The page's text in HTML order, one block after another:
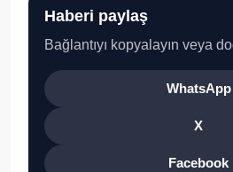
Haberi paylaş
Bağlantıyı kopyalayın veya
WhatsApp
X
Facebook